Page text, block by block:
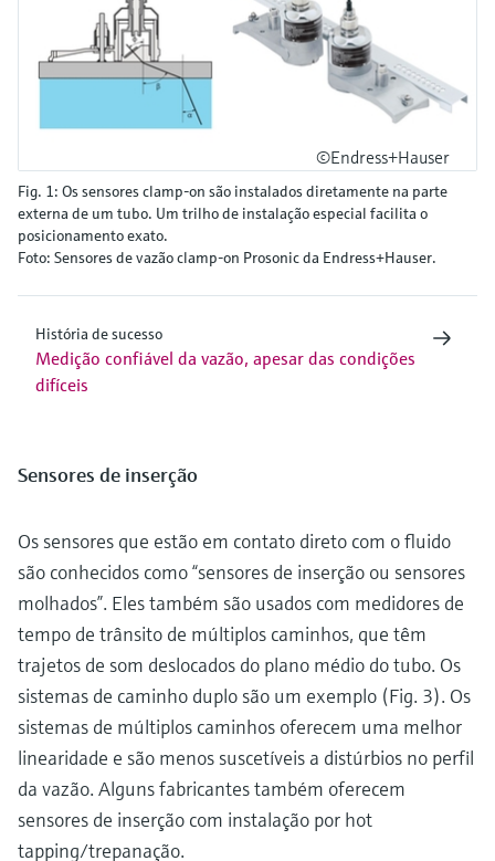
©Endress+Hauser
Fig. 1: Os sensores clamp-on são instalados diretamente na parte
externa de um tubo. Um trilho de instalação especial facilita o
posicionamento exato.
Foto: Sensores de vazão clamp-on Prosonic da Endress+Hauser.
História de sucesso
Medição confiável da vazão, apesar das condições
difíceis
Sensores de inserção
Os sensores que estão em contato direto com o fluido
são conhecidos como “sensores de inserção ou sensores
molhados”. Eles também são usados com medidores de
tempo de trânsito de múltiplos caminhos, que têm
trajetos de som deslocados do plano médio do tubo. Os
sistemas de caminho duplo são um exemplo (Fig. 3). Os
sistemas de múltiplos caminhos oferecem uma melhor
linearidade e são menos suscetíveis a distúrbios no perfil
da vazão. Alguns fabricantes também oferecem
sensores de inserção com instalação por hot
tapping/trepanação.